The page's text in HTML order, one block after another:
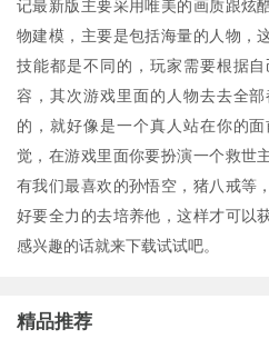
物建模，主要是包括海量的人物，
技能都是不同的，玩家需要根据
容，其次游戏里面的人物去去全
的，就好像是一个真人站在你的
觉，在游戏里面你要扮演一个救世
有我们最喜欢的孙悟空，猪八戒等
好要全力的去培养他，这样才可以
感兴趣的话就来下载试试吧。
精品推荐